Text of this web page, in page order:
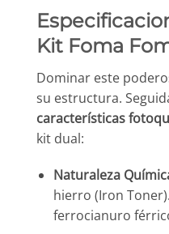
Kit Foma
Dominar este
su estructura.
características
kit dual:
Naturaleza
hierro (Iron
ferrocianuro